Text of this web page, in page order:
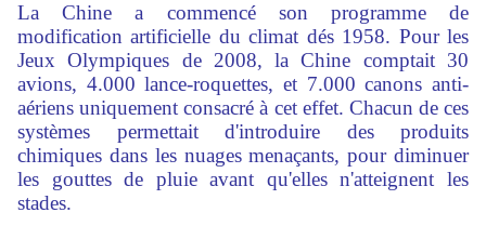
La Chine a commencé son programme de
modification artificielle du climat dés 1958. Pour les
Jeux Olympiques de 2008, la Chine comptait 30
avions, 4.000 lance-roquettes, et 7.000 canons anti-
aériens uniquement consacré à cet effet. Chacun de ces
systèmes permettait d'introduire des produits
chimiques dans les nuages menaçants, pour diminuer
les gouttes de pluie avant qu'elles n'atteignent les
stades.